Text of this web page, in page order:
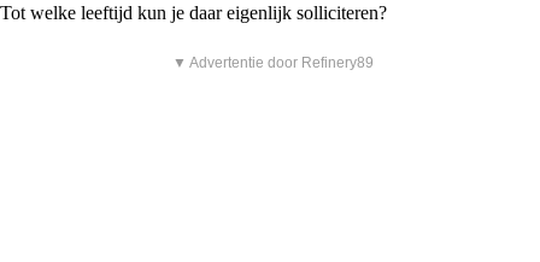
Tot welke leeftijd kun je daar eigenlijk solliciteren?
▼ Advertentie door Refinery89